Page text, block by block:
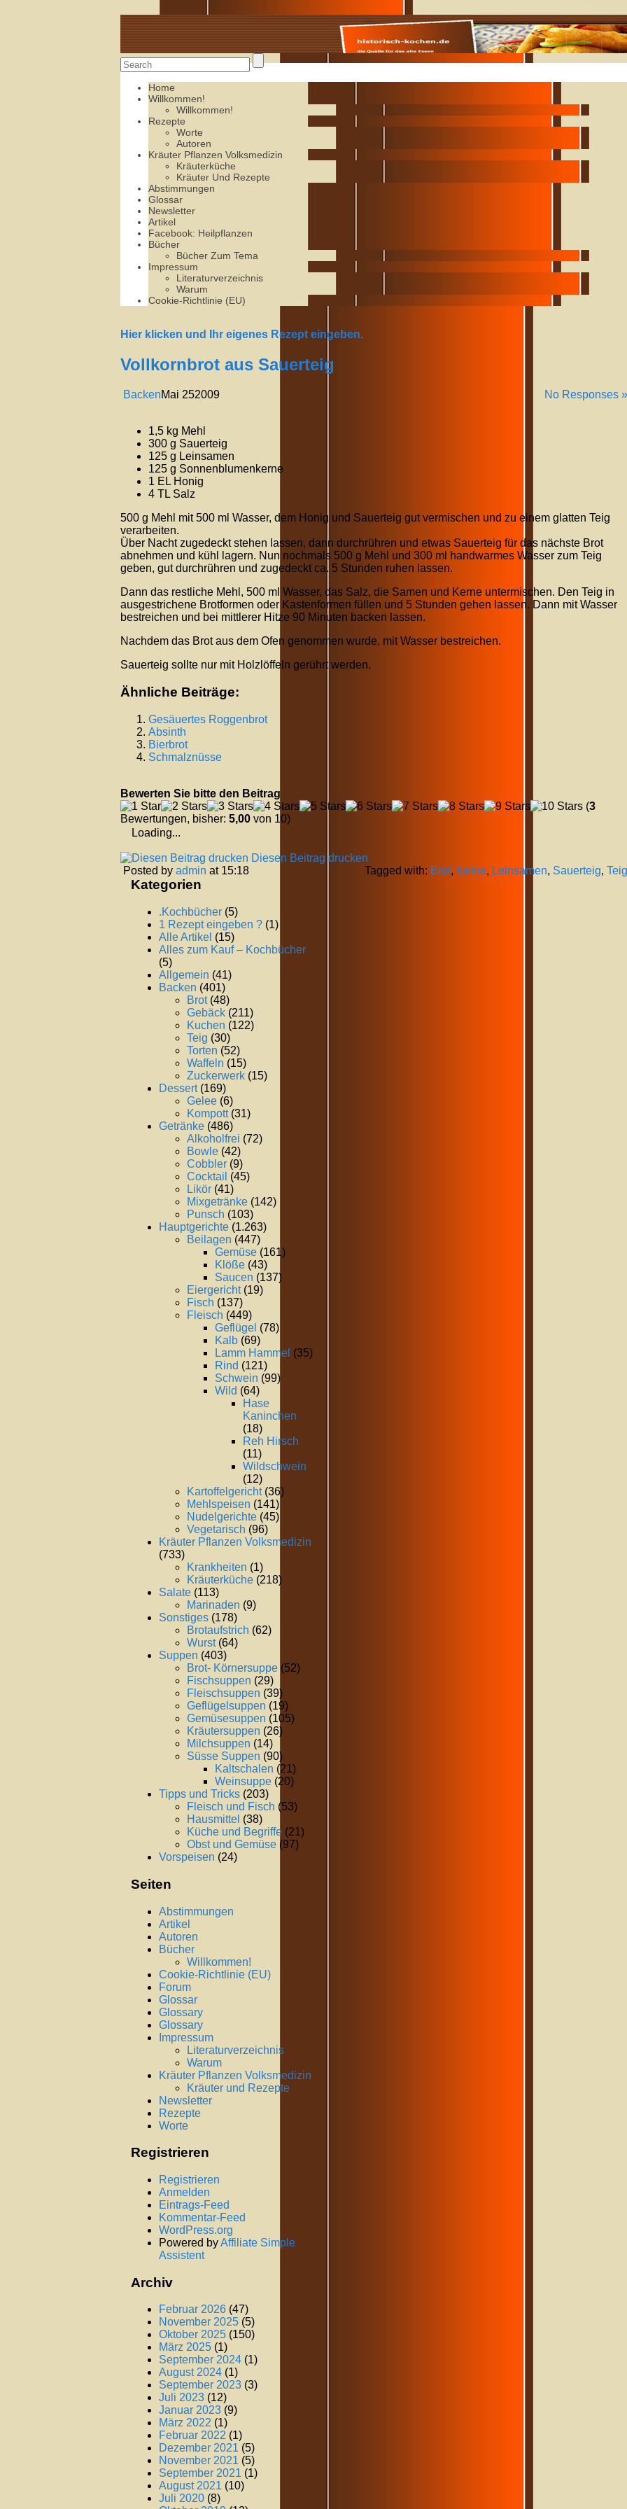
Alte Rezepte online
Home
Willkommen!
Willkommen!
Rezepte
Worte
Autoren
Kräuter Pflanzen Volksmedizin
Kräuterküche
Kräuter Und Rezepte
Abstimmungen
Glossar
Newsletter
Artikel
Facebook: Heilpflanzen
Bücher
Bücher Zum Tema
Impressum
Literaturverzeichnis
Warum
Cookie-Richtlinie (EU)
Hier klicken und Ihr eigenes Rezept eingeben.
Vollkornbrot aus Sauerteig
Backen No Responses »
Mai 252009
1,5 kg Mehl
300 g Sauerteig
125 g Leinsamen
125 g Sonnenblumenkerne
1 EL Honig
4 TL Salz
500 g Mehl mit 500 ml Wasser, dem Honig und Sauerteig gut vermischen und zu einem glatten Teig
verarbeiten.
Über Nacht zugedeckt stehen lassen, dann durchrühren und etwas Sauerteig für das nächste Brot
abnehmen und kühl lagern. Nun nochmals 500 g Mehl und 300 ml handwarmes Wasser zum Teig
geben, gut durchrühren und zugedeckt ca. 5 Stunden ruhen lassen.
Dann das restliche Mehl, 500 ml Wasser, das Salz, die Samen und Kerne untermischen. Den Teig in
ausgestrichene Brotformen oder Kastenformen füllen und 5 Stunden gehen lassen. Dann mit Wasser
bestreichen und bei mittlerer Hitze 90 Minuten backen lassen.
Nachdem das Brot aus dem Ofen genommen wurde, mit Wasser bestreichen.
Sauerteig sollte nur mit Holzlöffeln gerührt werden.
Ähnliche Beiträge:
Gesäuertes Roggenbrot
Absinth
Bierbrot
Schmalznüsse
Bewerten Sie bitte den Beitrag
(3
Bewertungen, bisher: 5,00 von 10)
Loading...
Diesen Beitrag drucken
Posted by admin at 15:18 Tagged with: Brot, Kerne, Leinsamen, Sauerteig, Teig
Kategorien
.Kochbücher (5)
1 Rezept eingeben ? (1)
Alle Artikel (15)
Alles zum Kauf – Kochbücher
(5)
Allgemein (41)
Backen (401)
Brot(48)
Gebäck (211)
Kuchen (122)
Teig (30)
Torten (52)
Waffeln (15)
Zuckerwerk (15)
Dessert(169)
Gelee (6)
Kompott(31)
Getränke (486)
Alkoholfrei (72)
Bowle (42)
Cobbler (9)
Cocktail (45)
Likör (41)
Mixgetränke (142)
Punsch (103)
Hauptgerichte (1.263)
Beilagen (447)
Gemüse (161)
Klöße (43)
Saucen (137)
Eiergericht(19)
Fisch (137)
Fleisch (449)
Geflügel (78)
Kalb (69)
Lamm Hammel (35)
Rind (121)
Schwein (99)
Wild (64)
Hase
Kaninchen
(18)
Reh Hirsch
(11)
Wildschwein
(12)
Kartoffelgericht(36)
Mehlspeisen (141)
Nudelgerichte (45)
Vegetarisch (96)
Kräuter Pflanzen Volksmedizin
(733)
Krankheiten (1)
Kräuterküche (218)
Salate (113)
Marinaden (9)
Sonstiges (178)
Brotaufstrich (62)
Wurst(64)
Suppen (403)
Brot- Körnersuppe (52)
Fischsuppen (29)
Fleischsuppen (39)
Geflügelsuppen (19)
Gemüsesuppen (105)
Kräutersuppen (26)
Milchsuppen (14)
Süsse Suppen (90)
Kaltschalen (21)
Weinsuppe (20)
Tipps und Tricks (203)
Fleisch und Fisch (53)
Hausmittel (38)
Küche und Begriffe (21)
Obst und Gemüse (97)
Vorspeisen (24)
Seiten
Abstimmungen
Artikel
Autoren
Bücher
Willkommen!
Cookie-Richtlinie (EU)
Forum
Glossar
Glossary
Glossary
Impressum
Literaturverzeichnis
Warum
Kräuter Pflanzen Volksmedizin
Kräuter und Rezepte
Newsletter
Rezepte
Worte
Registrieren
Registrieren
Anmelden
Eintrags-Feed
Kommentar-Feed
WordPress.org
Powered byAffiliate Simple
Assistent
Archiv
Februar 2026 (47)
November 2025 (5)
Oktober 2025 (150)
März 2025 (1)
September 2024 (1)
August 2024 (1)
September 2023 (3)
Juli 2023 (12)
Januar 2023 (9)
März 2022 (1)
Februar 2022 (1)
Dezember 2021 (5)
November 2021 (5)
September 2021 (1)
August 2021 (10)
Juli 2020 (8)